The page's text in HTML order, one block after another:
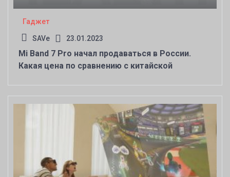
Гаджет
SAVe 23.01.2023
Mi Band 7 Pro начал продаваться в России.
Какая цена по сравнению с китайской